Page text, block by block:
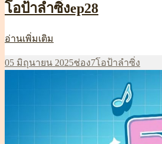
โอป้าลำซิ่งep28
อ่านเพิ่มเติม
ลำ
เขียน
05 มิถุนายน 2025หมวด
ช่อง7ป้าย
โอป้าลำซิ่ง